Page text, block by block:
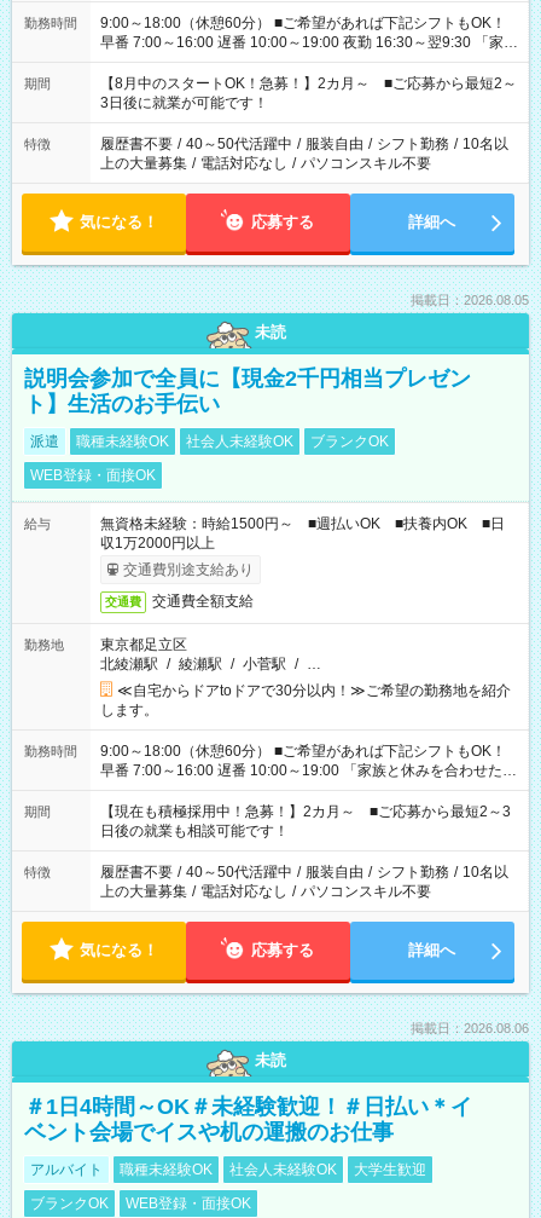
勤務時間
9:00～18:00（休憩60分） ■ご希望があれば下記シフトもOK！
早番 7:00～16:00 遅番 10:00～19:00 夜勤 16:30～翌9:30 「家族
と休みを合わせたい」 「余裕を持って夕飯の準備がしたい」
「できれば残業はしたくない」 など、ご希望を教えてください
ね。 ※Wワーク希望の方へ 今ご覧のお仕事で希望する勤務時間
と、もう1つのお仕事の勤務時間。 合計で週40時間を超える場
合は応募できません。
期間
【8月中のスタートOK！急募！】2カ月～ ■ご応募から最短2～
3日後に就業が可能です！
特徴 履歴書不要 / 40～50代活躍中 / 服装自由 / シフト勤務 / 10名以
上の大量募集 / 電話対応なし / パソコンスキル不要
気になる！ 応募する 詳細へ
掲載日：2026.08.05
未読
説明会参加で全員に【現金2千円相当プレゼン
ト】生活のお手伝い
派遣 職種未経験OK 社会人未経験OK
ブランクOK
WEB登録・面接OK
給与
無資格未経験：時給1500円～ ■週払いOK ■扶養内OK ■日
収1万2000円以上
交通費別途支給あり
交通費 交通費全額支給
勤務地
東京都足立区
北綾瀬駅 / 綾瀬駅 / 小菅駅 / …
≪自宅からドアtoドアで30分以内！≫ご希望の勤務地を紹介
します。
勤務時間
9:00～18:00（休憩60分） ■ご希望があれば下記シフトもOK！
早番 7:00～16:00 遅番 10:00～19:00 「家族と休みを合わせた
い」 「余裕を持って夕飯の準備がしたい」 「できれば残業はし
たくない」 など、ご希望を教えてくださいね。 ※Wワーク希望
の方へ 今ご覧のお仕事で希望する勤務時間と、もう1つのお仕事
の勤務時間。 合計で週40時間を超える場合は応募できません。
期間
【現在も積極採用中！急募！】2カ月～ ■ご応募から最短2～3
日後の就業も相談可能です！
特徴 履歴書不要 / 40～50代活躍中 / 服装自由 / シフト勤務 / 10名以
上の大量募集 / 電話対応なし / パソコンスキル不要
気になる！ 応募する 詳細へ
掲載日：2026.08.06
未読
＃1日4時間～OK＃未経験歓迎！＃日払い＊イ
ベント会場でイスや机の運搬のお仕事
アルバイト 職種未経験OK 社会人未経験OK
大学生歓迎
ブランクOK
WEB登録・面接OK